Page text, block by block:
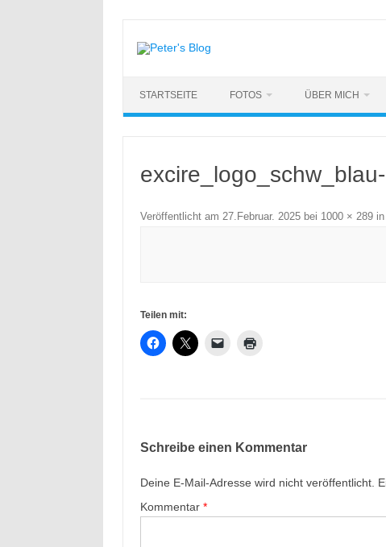
springen
STARTSEITE FOTOS ÜBER MICH
Veröffentlicht am 27.Februar. 2025bei 1000 × 289in
Teilen mit:
Schreibe einen Kommentar
Deine E-Mail-Adresse wird nicht veröffentlicht.
Kommentar *